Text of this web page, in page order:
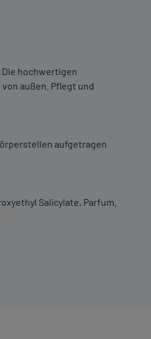
Die hochwertigen
außen. Pflegt und
aufgetragen
Salicylate, Parfum.